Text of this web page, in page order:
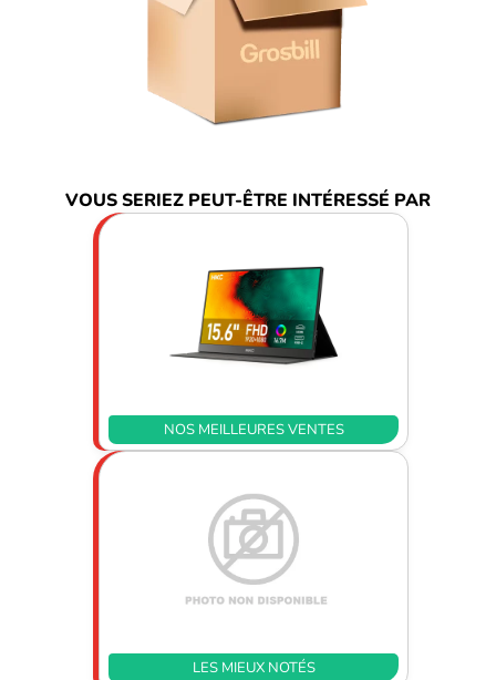
VOUS SERIEZ PEUT-ÊTRE INTÉRESSÉ PAR
NOS MEILLEURES VENTES
LES MIEUX NOTÉS